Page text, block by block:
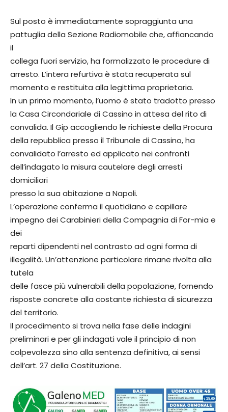
Sul posto è immediatamente sopraggiunta una
pattuglia della Sezione Radiomobile che, affiancando
il
collega fuori servizio, ha formalizzato le procedure di
arresto. L’intera refurtiva è stata recuperata sul
momento e restituita alla legittima proprietaria.
In un primo momento, l’uomo è stato tradotto presso
la Casa Circondariale di Cassino in attesa del rito di
convalida. Il Gip accogliendo le richieste della Procura
della repubblica presso il Tribunale di Cassino, ha
convalidato l’arresto ed applicato nei confronti
dell’indagato la misura cautelare degli arresti
domiciliari
presso la sua abitazione a Napoli.
L’operazione conferma il quotidiano e capillare
impegno dei Carabinieri della Compagnia di For-mia e
dei
reparti dipendenti nel contrasto ad ogni forma di
illegalità. Un’attenzione particolare rimane rivolta alla
tutela
delle fasce più vulnerabili della popolazione, fornendo
risposte concrete alla costante richiesta di sicurezza
del territorio.
Il procedimento si trova nella fase delle indagini
preliminari e per gli indagati vale il principio di non
colpevolezza sino alla sentenza definitiva, ai sensi
dell’art. 27 della Costituzione.